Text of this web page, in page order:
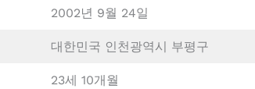
2002년 9월 24일
대한민국 인천광역시 부평구
23세 10개월